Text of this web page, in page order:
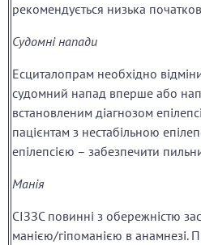
рекомендується низька
Судомні напади
Есциталопрам необхідно
судомний напад вперше або
встановленим діагнозом
пацієнтам з нестабільною
епілепсією – забезпечити
Манія
СІЗЗС повинні з обережністю
манією/гіпоманією в анамнезі.